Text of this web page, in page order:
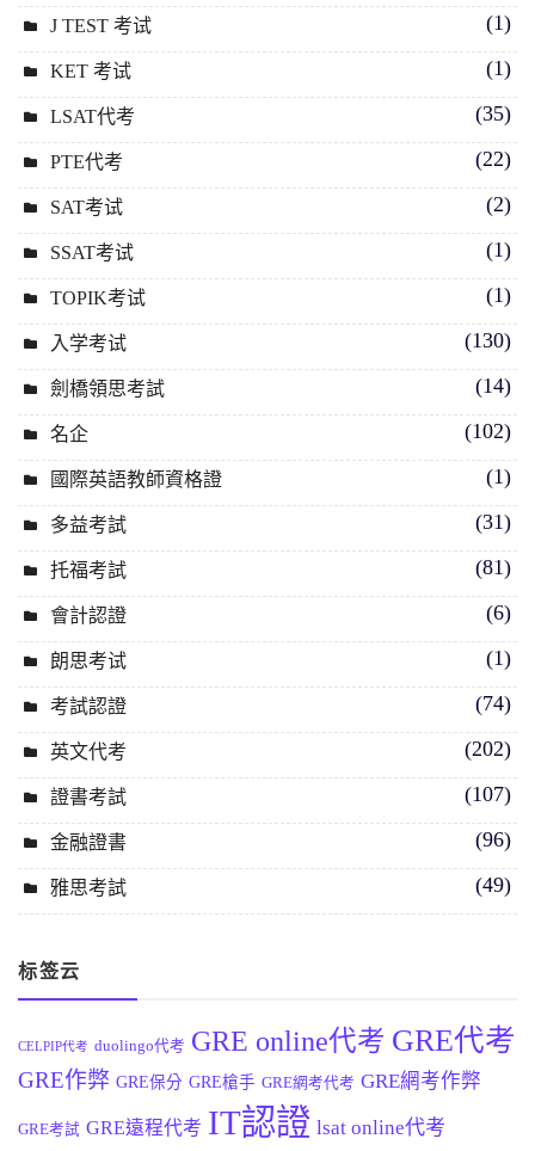
J TEST 考试 (1)
KET 考试 (1)
LSAT代考 (35)
PTE代考 (22)
SAT考试 (2)
SSAT考试 (1)
TOPIK考试 (1)
入学考试 (130)
劍橋領思考試 (14)
名企 (102)
國際英語教師資格證 (1)
多益考試 (31)
托福考試 (81)
會計認證 (6)
朗思考试 (1)
考試認證 (74)
英文代考 (202)
證書考試 (107)
金融證書 (96)
雅思考試 (49)
标签云
CELPIP代考 duolingo代考 GRE online代考 GRE代考
GRE作弊 GRE保分 GRE槍手 GRE網考代考 GRE網考作弊
GRE考試 GRE遠程代考 IT認證 lsat online代考